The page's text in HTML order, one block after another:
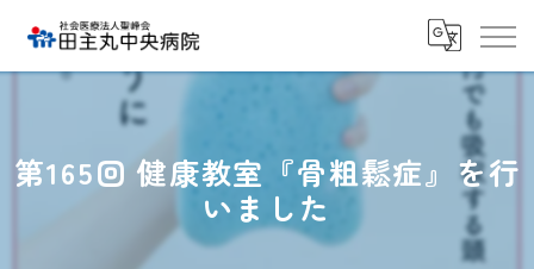
第165回 健康教室『骨粗鬆症』を行
いました